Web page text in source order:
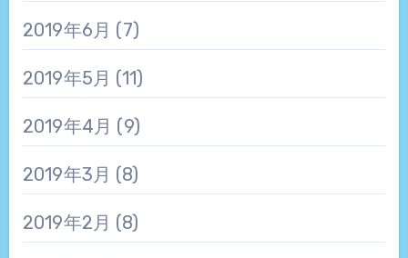
2019年6月 (7)
2019年5月 (11)
2019年4月 (9)
2019年3月 (8)
2019年2月 (8)